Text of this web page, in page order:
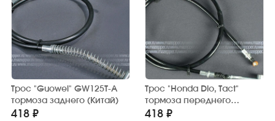
Трос "Guowei" GW125T-A
тормоза заднего (Китай)
418 ₽
Трос "Honda Dio, Tact"
тормоза переднего
(Китай)
418 ₽